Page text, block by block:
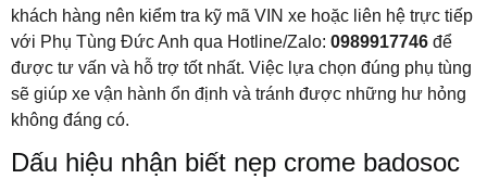
khách hàng nên kiểm tra kỹ mã VIN xe hoặc liên hệ trực tiếp
với Phụ Tùng Đức Anh qua Hotline/Zalo: 0989917746 để
được tư vấn và hỗ trợ tốt nhất. Việc lựa chọn đúng phụ tùng
sẽ giúp xe vận hành ổn định và tránh được những hư hỏng
không đáng có.
Dấu hiệu nhận biết nẹp crome badosoc